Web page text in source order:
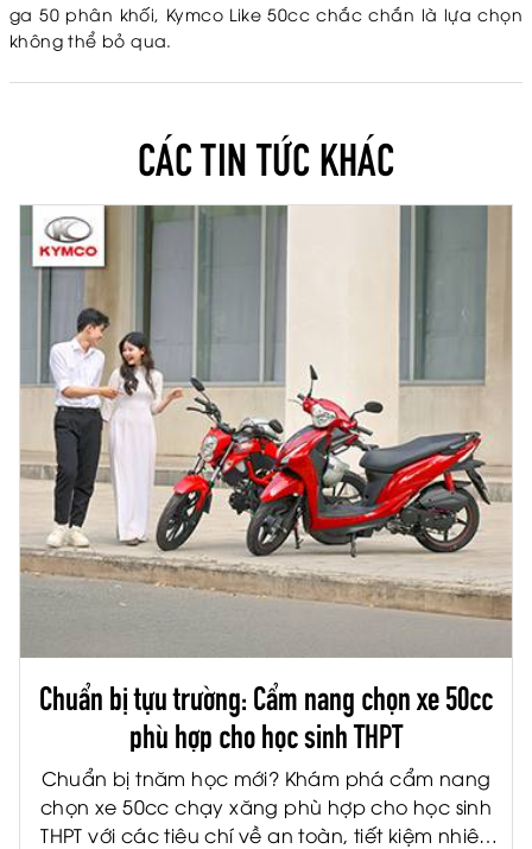
ga 50 phân khối, Kymco Like 50cc chắc chắn là lựa chọn
không thể bỏ qua.
CÁC TIN TỨC KHÁC
Chuẩn bị tựu trường: Cẩm nang chọn xe 50cc
phù hợp cho học sinh THPT
Chuẩn bị tnăm học mới? Khám phá cẩm nang
chọn xe 50cc chạy xăng phù hợp cho học sinh
THPT với các tiêu chí về an toàn, tiết kiệm nhiên